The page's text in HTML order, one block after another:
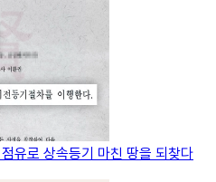
유로 상속등기 마친 땅을 되찾다